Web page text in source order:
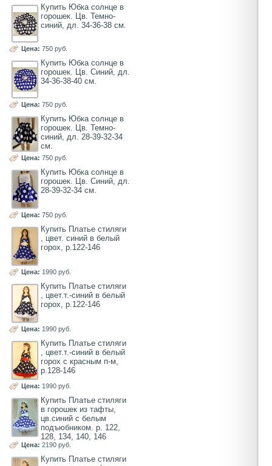
Купить Юбка солнце в
горошек. Цв. Темно-
синий, дл. 34-36-38 см.
Цена: 750 руб.
Купить Юбка солнце в
горошек. Цв. Синий, дл.
34-36-38-40 см.
Цена: 750 руб.
Купить Юбка солнце в
горошек. Цв. Темно-
синий, дл. 28-39-32-34
см.
Цена: 750 руб.
Купить Юбка солнце в
горошек. Цв. Синий, дл.
28-39-32-34 см.
Цена: 750 руб.
Купить Платье стиляги
, цвет. синий в белый
горох, р.122-146
Цена: 1990 руб.
Купить Платье стиляги
, цвет.т.-синий в белый
горох, р.122-146
Цена: 1990 руб.
Купить Платье стиляги
, цвет.т.-синий в белый
горох с красным п-м,
р.128-146
Цена: 1990 руб.
Купить Платье стиляги
в горошек из тафты,
цв.синий с белым
подъюбником. р. 122,
128, 134, 140, 146
Цена: 2190 руб.
Купить Платье стиляги